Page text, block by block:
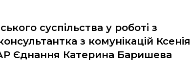
суспільства у роботі з
з комунікацій Ксенія
Єднання Катерина Баришева